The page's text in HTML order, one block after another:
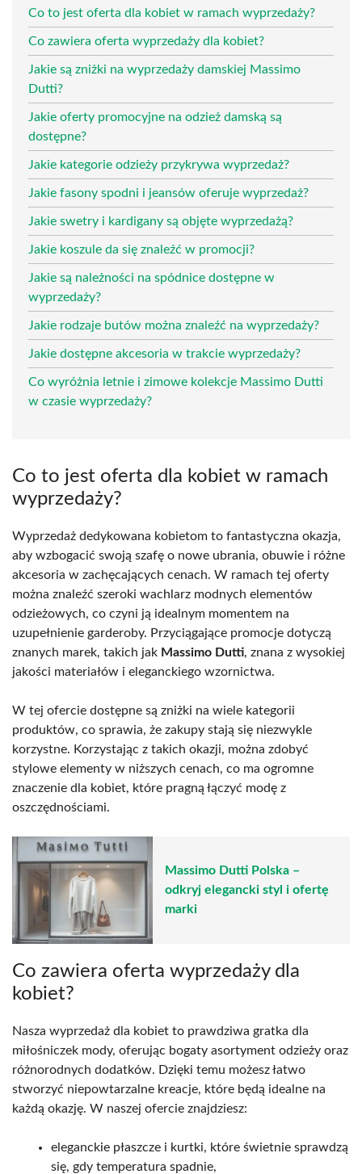
Co to jest oferta dla kobiet w ramach wyprzedaży?
Co zawiera oferta wyprzedaży dla kobiet?
Jakie są zniżki na wyprzedaży damskiej Massimo
Dutti?
Jakie oferty promocyjne na odzież damską są
dostępne?
Jakie kategorie odzieży przykrywa wyprzedaż?
Jakie fasony spodni i jeansów oferuje wyprzedaż?
Jakie swetry i kardigany są objęte wyprzedażą?
Jakie koszule da się znaleźć w promocji?
Jakie są należności na spódnice dostępne w
wyprzedaży?
Jakie rodzaje butów można znaleźć na wyprzedaży?
Jakie dostępne akcesoria w trakcie wyprzedaży?
Co wyróżnia letnie i zimowe kolekcje Massimo Dutti
w czasie wyprzedaży?
Co to jest oferta dla kobiet w ramach
wyprzedaży?
Wyprzedaż dedykowana kobietom to fantastyczna okazja,
aby wzbogacić swoją szafę o nowe ubrania, obuwie i różne
akcesoria w zachęcających cenach. W ramach tej oferty
można znaleźć szeroki wachlarz modnych elementów
odzieżowych, co czyni ją idealnym momentem na
uzupełnienie garderoby. Przyciągające promocje dotyczą
znanych marek, takich jak Massimo Dutti, znana z wysokiej
jakości materiałów i eleganckiego wzornictwa.
W tej ofercie dostępne są zniżki na wiele kategorii
produktów, co sprawia, że zakupy stają się niezwykle
korzystne. Korzystając z takich okazji, można zdobyć
stylowe elementy w niższych cenach, co ma ogromne
znaczenie dla kobiet, które pragną łączyć modę z
oszczędnościami.
Massimo Dutti Polska –
odkryj elegancki styl i ofertę
marki
Co zawiera oferta wyprzedaży dla
kobiet?
Nasza wyprzedaż dla kobiet to prawdziwa gratka dla
miłośniczek mody, oferując bogaty asortyment odzieży oraz
różnorodnych dodatków. Dzięki temu możesz łatwo
stworzyć niepowtarzalne kreacje, które będą idealne na
każdą okazję. W naszej ofercie znajdziesz:
eleganckie płaszcze i kurtki, które świetnie sprawdzą
się, gdy temperatura spadnie,